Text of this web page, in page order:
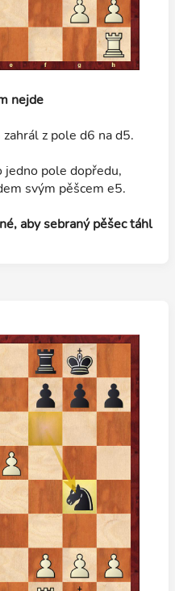
nejde
z pole d6 na d5.
jedno pole dopředu,
svým pěšcem e5.
aby sebraný pěšec táhl